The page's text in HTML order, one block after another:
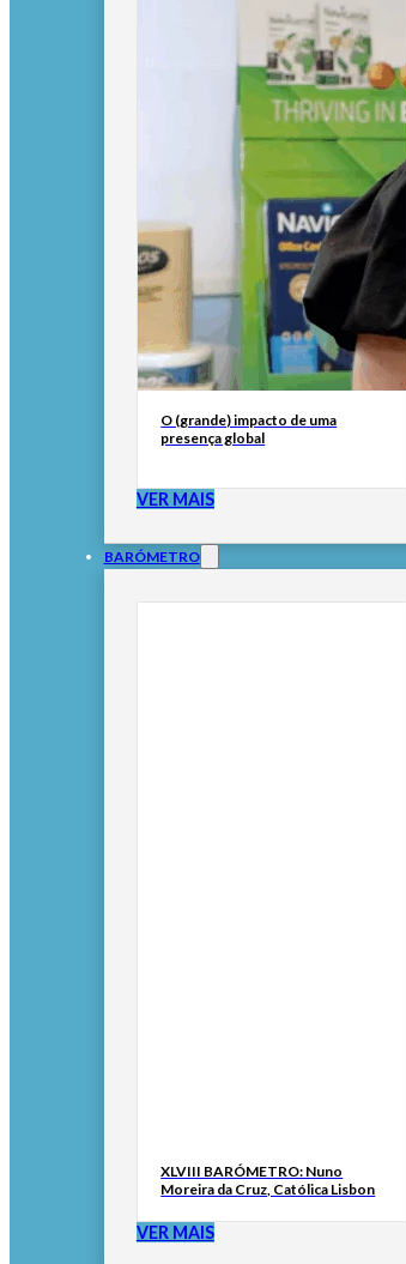
O (grande) impacto de uma
presença global
VER MAIS
BARÓMETRO
XLVIII BARÓMETRO: Nuno
Moreira da Cruz, Católica Lisbon
VER MAIS